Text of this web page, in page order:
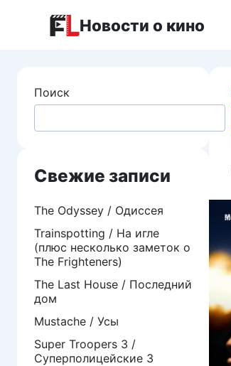
Новости о кино
Поиск
Свежие записи
The Odyssey / Одиссея
Trainspotting / На игле
(плюс несколько заметок о
The Frighteners)
The Last House / Последний
дом
Mustache / Усы
Super Troopers 3 /
Суперполицейские 3